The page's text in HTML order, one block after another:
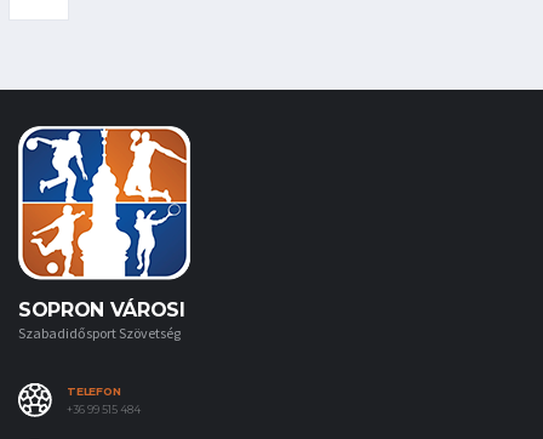
SOPRON VÁROSI
Szabadidősport Szövetség
TELEFON
+36 99 515 484